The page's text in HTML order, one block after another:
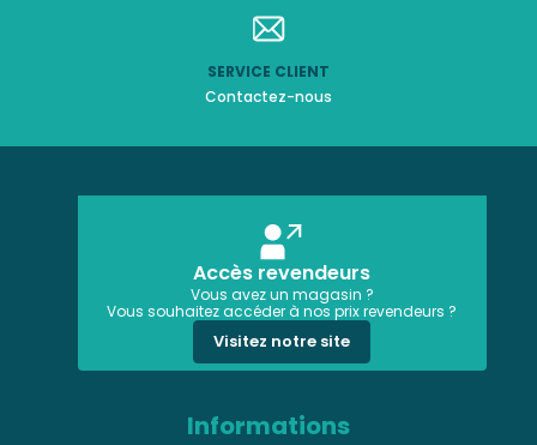
SERVICE CLIENT
Contactez-nous
Accès revendeurs
Vous avez un magasin ?
Vous souhaitez accéder à nos prix revendeurs ?
Visitez notre site
Informations